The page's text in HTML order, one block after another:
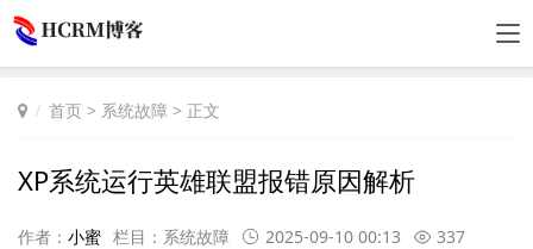
首页 > 系统故障 > 正文
XP系统运行英雄联盟报错原因解析
作者： 小蜜 栏目： 系统故障 2025-09-10 00:13 337